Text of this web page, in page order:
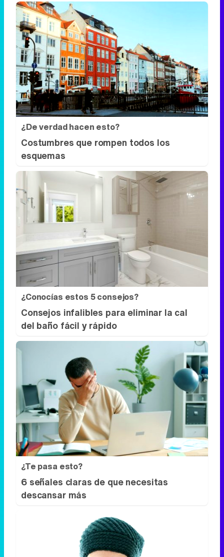
¿De verdad hacen esto?
Costumbres que rompen todos los
esquemas
¿Conocías estos 5 consejos?
Consejos infalibles para eliminar la cal
del baño fácil y rápido
¿Te pasa esto?
6 señales claras de que necesitas
descansar más